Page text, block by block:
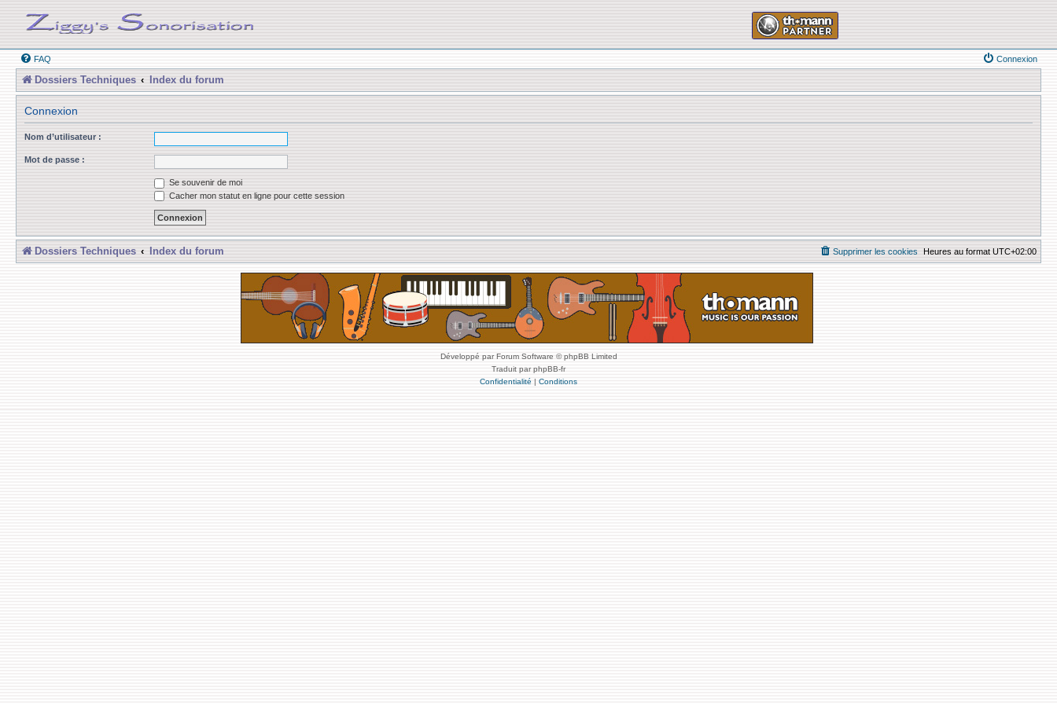
FAQ Connexion
Dossiers Techniques Index du forum
Connexion
Nom d’utilisateur :
Mot de passe :
Se souvenir de moi
Cacher mon statut en ligne pour cette session
Dossiers Techniques Index du forum Heures au format UTC+02:00
Supprimer les cookies
Développé par Forum Software © phpBB Limited
Traduit par phpBB-fr
Confidentialité | Conditions